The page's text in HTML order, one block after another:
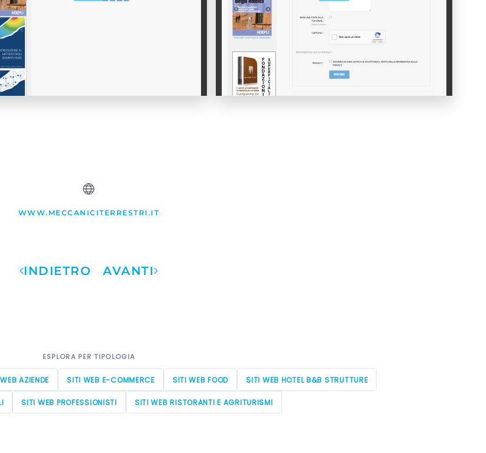
WWW.MECCANICITERRESTRI.IT
INDIETRO AVANTI
ESPLORA PER TIPOLOGIA
AZIENDE SITI WEB E-COMMERCE SITI WEB FOOD SITI WEB HOTEL B&B STRUTTURE
SITI WEB PROFESSIONISTI SITI WEB RISTORANTI E AGRITURISMI